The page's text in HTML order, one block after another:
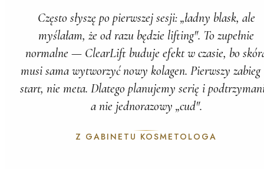
Często słyszę po pierwszej sesji: „ładny blask, ale
myślałam, że od razu będzie lifting". To zupełnie
normalne — ClearLift buduje efekt w czasie, bo
musi sama wytworzyć nowy kolagen. Pierwszy zabieg
start, nie meta. Dlatego planujemy serię i
a nie jednorazowy „cud".
Z GABINETU KOSMETOLOGA